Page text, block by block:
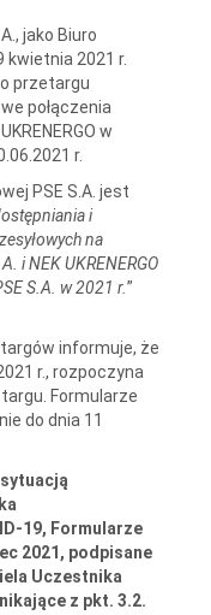
jako Biuro
2021 r.
przetargu
połączenia
w
r.
PSE S.A. jest
i
na
i NEK UKRENERGO
S.A. w 2021 r.”
informuje, że
r., rozpoczyna
Formularze
do dnia 11
19, Formularze
2021, podpisane
Uczestnika
z pkt. 3.2.